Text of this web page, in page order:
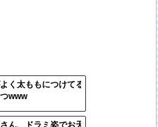
く太ももにつけてる
www
ん、ドラミ姿でお天